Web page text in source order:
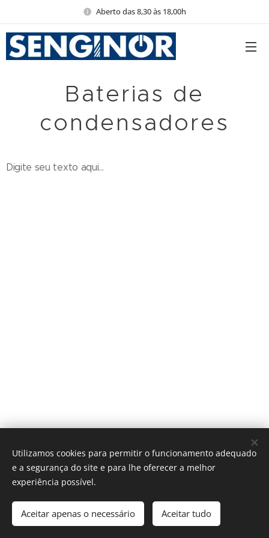
Aberto das 8,30 às 18,00h
Baterias de
condensadores
Digite seu texto aqui...
© 2020 SENGINOR
Desenvolvido por MUSTB
Cookies
Utilizamos cookies para permitir o funcionamento adequado
e a segurança do site e para lhe oferecer a melhor
experiência possível.
Aceitar apenas o necessário Aceitar tudo